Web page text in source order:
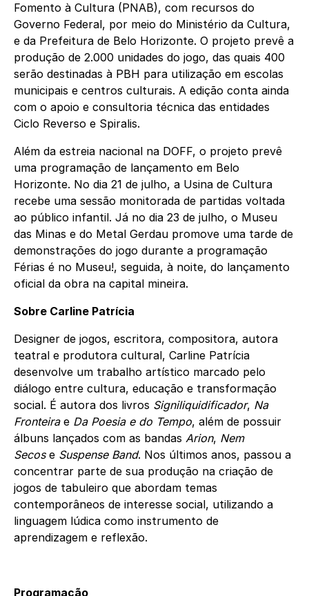
Fomento à Cultura (PNAB), com recursos do
Governo Federal, por meio do Ministério da Cultura,
e da Prefeitura de Belo Horizonte. O projeto prevê a
produção de 2.000 unidades do jogo, das quais 400
serão destinadas à PBH para utilização em escolas
municipais e centros culturais. A edição conta ainda
com o apoio e consultoria técnica das entidades
Ciclo Reverso e Spiralis.
Além da estreia nacional na DOFF, o projeto prevê
uma programação de lançamento em Belo
Horizonte. No dia 21 de julho, a Usina de Cultura
recebe uma sessão monitorada de partidas voltada
ao público infantil. Já no dia 23 de julho, o Museu
das Minas e do Metal Gerdau promove uma tarde de
demonstrações do jogo durante a programação
Férias é no Museu!, seguida, à noite, do lançamento
oficial da obra na capital mineira.
Sobre Carline Patrícia
Designer de jogos, escritora, compositora, autora
teatral e produtora cultural, Carline Patrícia
desenvolve um trabalho artístico marcado pelo
diálogo entre cultura, educação e transformação
social. É autora dos livros Signiliquidificador, Na
Fronteirae Da Poesia e do Tempo, além de possuir
álbuns lançados com as bandas Arion, Nem
Secose Suspense Band. Nos últimos anos, passou a
concentrar parte de sua produção na criação de
jogos de tabuleiro que abordam temas
contemporâneos de interesse social, utilizando a
linguagem lúdica como instrumento de
aprendizagem e reflexão.
Programação